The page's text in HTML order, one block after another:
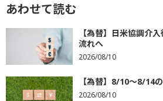
あわせて読む
【為替】日米協調介
流れへ
2026/08/10
【為替】8/10～8/14
2026/08/10